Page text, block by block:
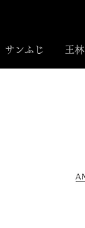
サンふじ 王林